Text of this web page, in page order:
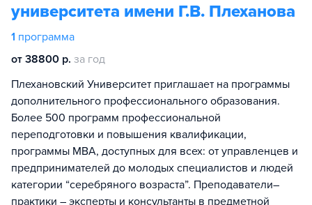
университета имени Г.В. Плеханова
1 программа
от 38800 р. за год
Плехановский Университет приглашает на программы
дополнительного профессионального образования.
Более 500 программ профессиональной
переподготовки и повышения квалификации,
программы MBA, доступных для всех: от управленцев и
предпринимателей до молодых специалистов и людей
категории “серебряного возраста”. Преподаватели–
практики – эксперты и консультанты в предметной